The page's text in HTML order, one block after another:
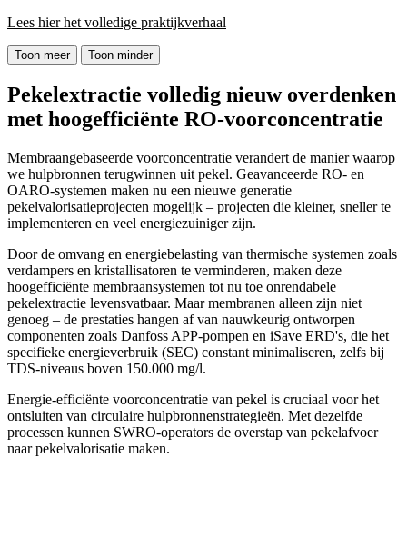
Lees hier het volledige praktijkverhaal
Toon meer Toon minder
Pekelextractie volledig nieuw overdenken
met hoogefficiënte RO-voorconcentratie
Membraangebaseerde voorconcentratie verandert de manier waarop
we hulpbronnen terugwinnen uit pekel. Geavanceerde RO- en
OARO-systemen maken nu een nieuwe generatie
pekelvalorisatieprojecten mogelijk – projecten die kleiner, sneller te
implementeren en veel energiezuiniger zijn.
Door de omvang en energiebelasting van thermische systemen zoals
verdampers en kristallisatoren te verminderen, maken deze
hoogefficiënte membraansystemen tot nu toe onrendabele
pekelextractie levensvatbaar. Maar membranen alleen zijn niet
genoeg – de prestaties hangen af van nauwkeurig ontworpen
componenten zoals Danfoss APP-pompen en iSave ERD's, die het
specifieke energieverbruik (SEC) constant minimaliseren, zelfs bij
TDS-niveaus boven 150.000 mg/l.
Energie-efficiënte voorconcentratie van pekel is cruciaal voor het
ontsluiten van circulaire hulpbronnenstrategieën. Met dezelfde
processen kunnen SWRO-operators de overstap van pekelafvoer
naar pekelvalorisatie maken.